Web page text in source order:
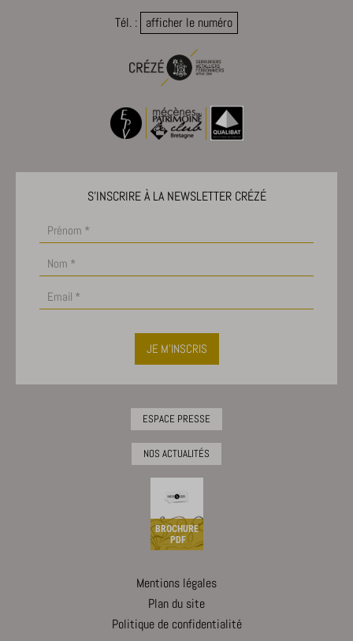
Tél. : afficher le numéro
S'INSCRIRE À LA NEWSLETTER CRÉZÉ
JE M'INSCRIS
ESPACE PRESSE
NOS ACTUALITÉS
BROCHURE
PDF
Mentions légales
Plan du site
Politique de confidentialité